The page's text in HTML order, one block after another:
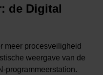
de Digital
meer procesveiligheid
weergave van de
programmeerstation.